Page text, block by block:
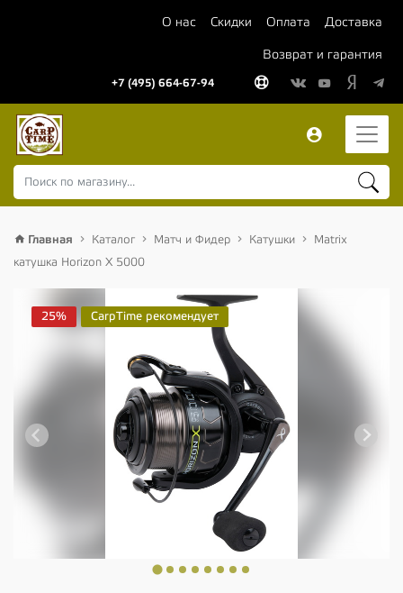
О нас Скидки Оплата Доставка
Возврат и гарантия
+7 (495) 664-67-94
Главная Каталог Матч и Фидер Катушки
Matrix
катушка Horizon X 5000
25% CarpTime рекомендует